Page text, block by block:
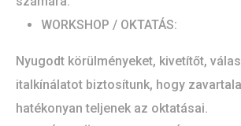
WORKSHOP / OKTATÁS:
Nyugodt körülményeket, kivetítőt,
italkínálatot biztosítunk, hogy
hatékonyan teljenek az oktatásai.